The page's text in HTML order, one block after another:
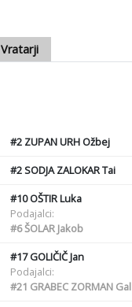
Vratarji
#2ZUPAN URH Ožbej
#2SODJA ZALOKAR Tai
#10OŠTIR Luka
Podajalci:
#6ŠOLAR Jakob
#17GOLIČIČ Jan
Podajalci:
#21 GRABEC ZORMAN Gal